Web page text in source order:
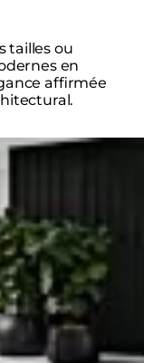
tailles ou
en
affirmée